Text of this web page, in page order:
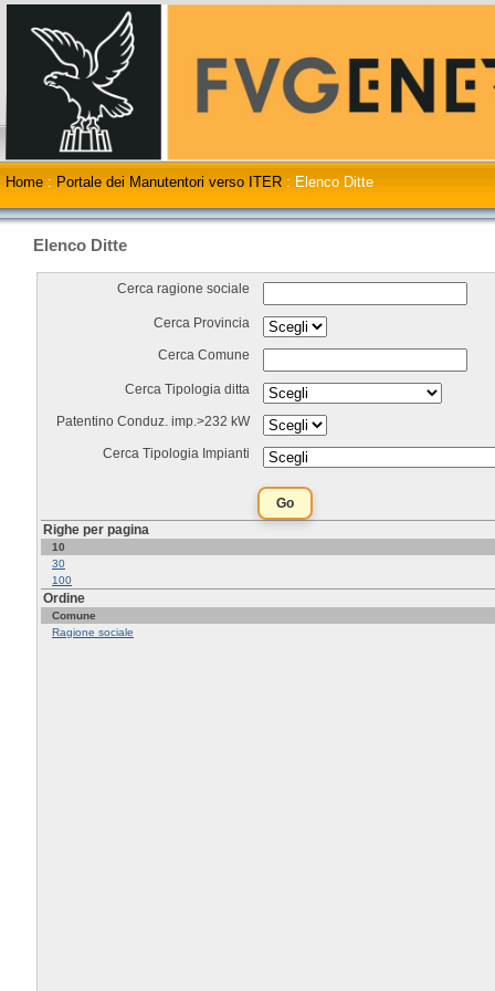
Home : Portale dei Manutentori verso ITER : Elenco Ditte
Elenco Ditte
Cerca ragione sociale
Cerca Provincia
Cerca Comune
Cerca Tipologia ditta
Patentino Conduz. imp.>232 kW
Cerca Tipologia Impianti
Righe per pagina
10
30
100
Ordine
Comune
Ragione sociale